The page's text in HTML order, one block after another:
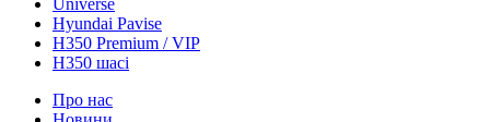
Hyundai Pavise
Н350 Premium / VIP
H350 шасі
Про нас